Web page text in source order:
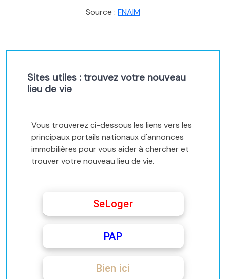
Source : FNAIM
Sites utiles : trouvez votre nouveau
lieu de vie
Vous trouverez ci-dessous les liens vers les
principaux portails nationaux d'annonces
immobilières pour vous aider à chercher et
trouver votre nouveau lieu de vie.
SeLoger
PAP
Bien ici